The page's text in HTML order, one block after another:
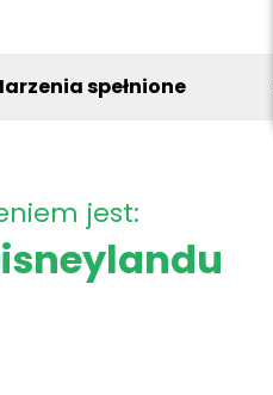
spełnione
jest: